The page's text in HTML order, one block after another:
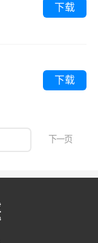
下载
下载
下一页